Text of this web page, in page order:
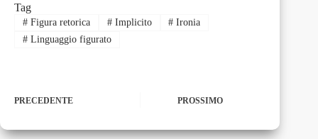
Tag
#Figura retorica #Implicito # Ironia
#Linguaggio figurato
PRECEDENTE PROSSIMO